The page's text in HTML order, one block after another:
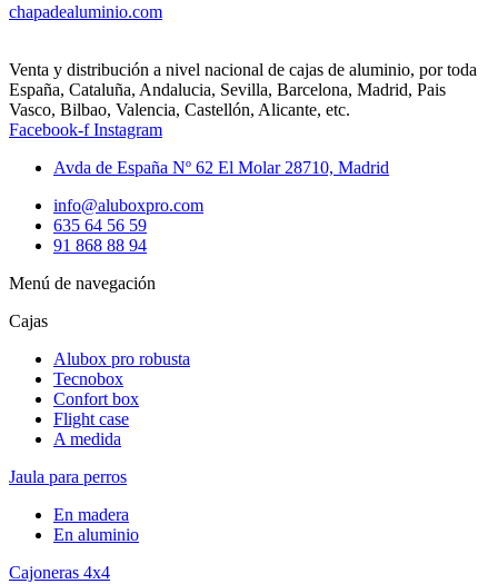
chapadealuminio.com
Venta y distribución a nivel nacional de cajas de aluminio, por toda
España, Cataluña, Andalucia, Sevilla, Barcelona, Madrid, Pais
Vasco, Bilbao, Valencia, Castellón, Alicante, etc.
Facebook-f Instagram
Avda de España Nº 62 El Molar 28710, Madrid
info@aluboxpro.com
635 64 56 59
91 868 88 94
Menú de navegación
Cajas
Alubox pro robusta
Tecnobox
Confort box
Flight case
A medida
Jaula para perros
En madera
En aluminio
Cajoneras 4x4